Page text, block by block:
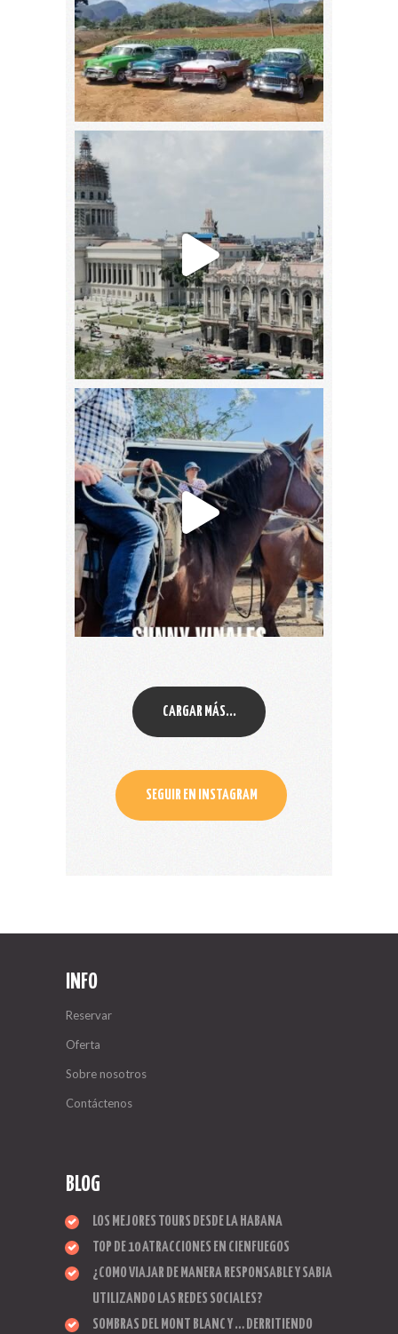
CARGAR MÁS...
SEGUIR EN INSTAGRAM
INFO
Reservar
Oferta
Sobre nosotros
Contáctenos
BLOG
LOS MEJORES TOURS DESDE LA HABANA
TOP DE 10 ATRACCIONES EN CIENFUEGOS
¿COMO VIAJAR DE MANERA RESPONSABLE Y SABIA
UTILIZANDO LAS REDES SOCIALES?
SOMBRAS DEL MONT BLANC Y … DERRITIENDO